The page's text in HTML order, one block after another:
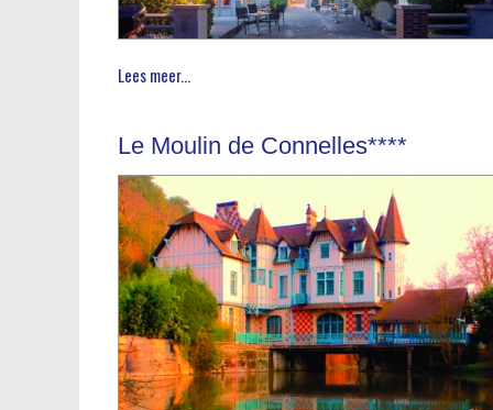
Lees meer...
Le Moulin de Connelles****